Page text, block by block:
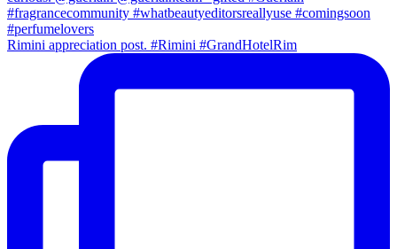
Rimini appreciation post. #Rimini #GrandHotelRim